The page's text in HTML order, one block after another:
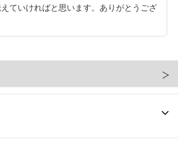
ていければと思います。ありがとうござ